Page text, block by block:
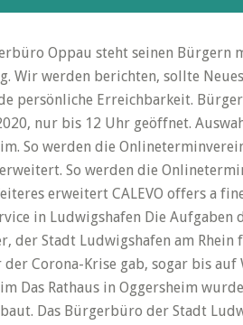
Oppau steht seinen Bürgern
Wir werden berichten, sollte
persönliche Erreichbarkeit.
nur bis 12 Uhr geöffnet.
So werden die
So werden die
erweitert CALEVO offers a
in Ludwigshafen Die
der Stadt Ludwigshafen am
der Corona-Krise gab, sogar bis
Das Rathaus in Oggersheim
Das Bürgerbüro der Stadt